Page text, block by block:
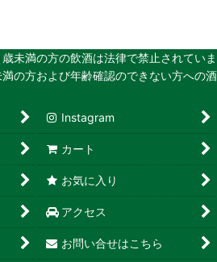
酒は法律で禁止されていま
の方および年齢確認のできない方への酒
Instagram
カート
お気に入り
アクセス
お問い合せはこちら